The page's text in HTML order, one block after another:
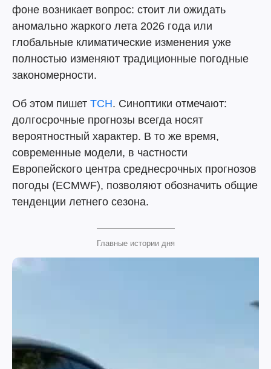
фоне возникает вопрос: стоит ли ожидать
аномально жаркого лета 2026 года или
глобальные климатические изменения уже
полностью изменяют традиционные погодные
закономерности.
Об этом пишет ТСН. Синоптики отмечают:
долгосрочные прогнозы всегда носят
вероятностный характер. В то же время,
современные модели, в частности
Европейского центра среднесрочных прогнозов
погоды (ECMWF), позволяют обозначить общие
тенденции летнего сезона.
Главные истории дня